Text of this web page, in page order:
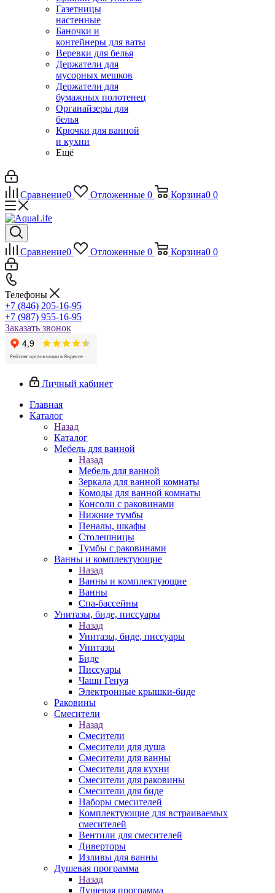
Газетницы
настенные
Баночки и
контейнеры для ваты
Веревки для белья
Держатели для
мусорных мешков
Держатели для
бумажных полотенец
Органайзеры для
белья
Крючки для ванной
и кухни
Ещё
Сравнение0 Отложенные 0 Корзина0 0
Сравнение0 Отложенные 0 Корзина0 0
Телефоны
+7 (846) 205-16-95
+7 (987) 955-16-95
Заказать звонок
Личный кабинет
Главная
Каталог
Назад
Каталог
Мебель для ванной
Назад
Мебель для ванной
Зеркала для ванной комнаты
Комоды для ванной комнаты
Консоли с раковинами
Нижние тумбы
Пеналы, шкафы
Столешницы
Тумбы с раковинами
Ванны и комплектующие
Назад
Ванны и комплектующие
Ванны
Спа-бассейны
Унитазы, биде, писсуары
Назад
Унитазы, биде, писсуары
Унитазы
Биде
Писсуары
Чаши Генуя
Электронные крышки-биде
Раковины
Смесители
Назад
Смесители
Смесители для душа
Смесители для ванны
Смесители для кухни
Смесители для раковины
Смесители для биде
Наборы смесителей
Комплектующие для встраиваемых
смесителей
Вентили для смесителей
Диверторы
Изливы для ванны
Душевая программа
Назад
Душевая программа